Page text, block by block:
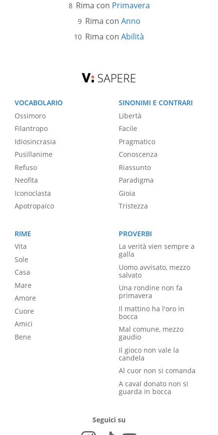
Rima con Primavera
Rima con Anno
Rima con Abilità
SAPERE
VOCABOLARIO
Ossimoro
Filantropo
Idiosincrasia
Pusillanime
Refuso
Neofita
Iconoclasta
Apotropaico
SINONIMI E CONTRARI
Libertà
Facile
Pragmatico
Conoscenza
Riassunto
Paradigma
Gioia
Tristezza
RIME
Vita
Sole
Casa
Mare
Amore
Cuore
Amici
Bene
PROVERBI
La verità vien sempre a
galla
Uomo avvisato, mezzo
salvato
Una rondine non fa
primavera
Il mattino ha l'oro in
bocca
Mal comune, mezzo
gaudio
Il gioco non vale la
candela
Al cuor non si comanda
A caval donato non si
guarda in bocca
Seguici su